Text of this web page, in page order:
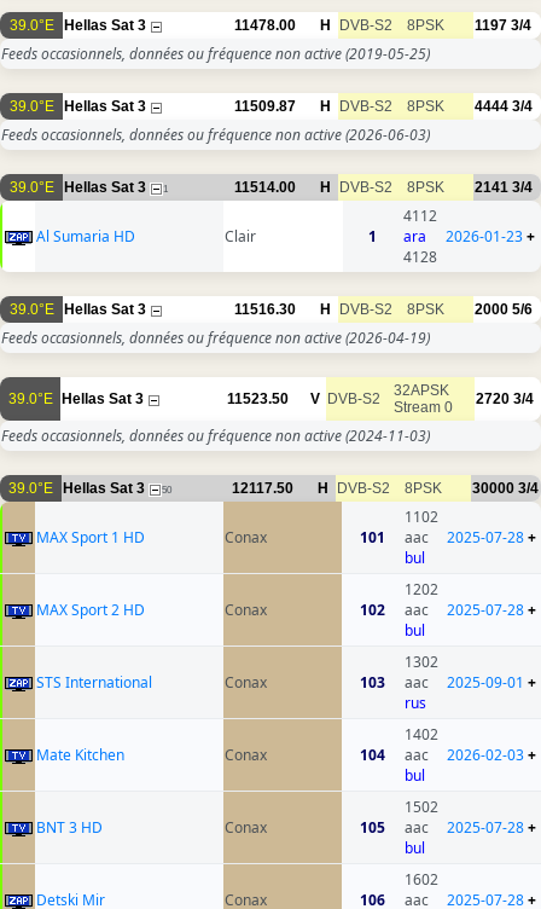
39.0°E Hellas Sat 3 11478.00 H DVB-S2 8PSK 1197 3/4
Feeds occasionnels, données ou fréquence non active(2019-05-25)
39.0°E Hellas Sat 3 11509.87 H DVB-S2 8PSK 4444 3/4
Feeds occasionnels, données ou fréquence non active(2026-06-03)
39.0°E Hellas Sat 3 1 11514.00 H DVB-S2 8PSK 2141 3/4
Al Sumaria HD Clair 1
4112
ara
4128
2026-01-23+
39.0°E Hellas Sat 3 11516.30 H DVB-S2 8PSK 2000 5/6
Feeds occasionnels, données ou fréquence non active(2026-04-19)
39.0°E Hellas Sat 3 11523.50 V DVB-S2
32APSK
Stream 0
2720 3/4
Feeds occasionnels, données ou fréquence non active(2024-11-03)
39.0°E Hellas Sat 3 50 12117.50 H DVB-S2 8PSK 30000 3/4
MAX Sport 1 HD Conax 101
1102
aac
bul
2025-07-28+
MAX Sport 2 HD Conax 102
1202
aac
bul
2025-07-28+
STS International Conax 103
1302
aac
rus
2025-09-01 +
Mate Kitchen Conax 104
1402
aac
bul
2026-02-03+
BNT 3 HD Conax 105
1502
aac
bul
2025-07-28+
Detski Mir Conax 106
1602
aac
2025-07-28+